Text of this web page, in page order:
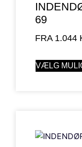
69
FRA 1.044
VÆLG